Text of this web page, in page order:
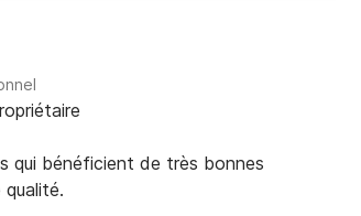
qui bénéficient de très bonnes